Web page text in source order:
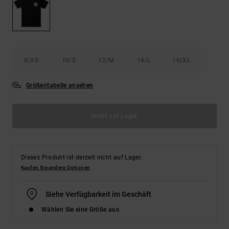
8/XS 10/S 12/M 14/L 16/XL
Größentabelle ansehen
Dieses Produkt ist derzeit nicht auf Lager.
Kaufen Sie andere Optionen
Siehe Verfügbarkeit im Geschäft
Wählen Sie eine Größe aus